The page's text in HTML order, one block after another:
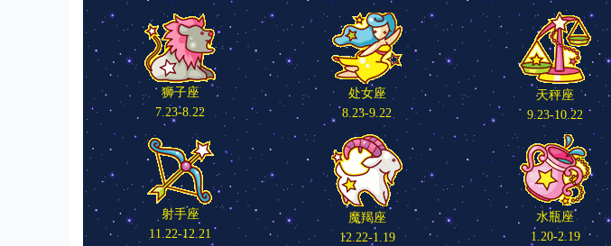
狮子座
7.23-8.22
处女座
8.23-9.22
天秤座
9.23-10.22
射手座
11.22-12.21
魔羯座
12.22-1.19
水瓶座
1.20-2.19